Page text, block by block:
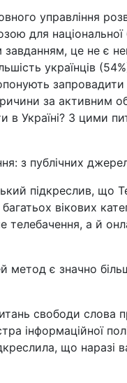
управління
для національної
завданням, це не є
українців
за активним
в Україні? З цими
з публічних
підкреслив, що
вікових
а й
метод є значно
свободи слова
інформаційної
що наразі